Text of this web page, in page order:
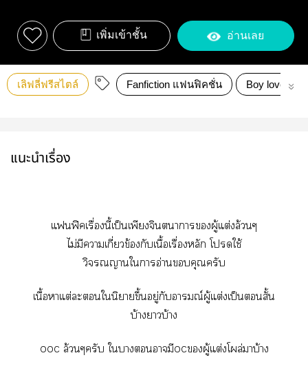
เพิ่มเข้าชั้น อ่านเลย
เลิฟลี่ฟรีสไตล์ Fanfiction แฟนฟิคชั่น Boy love
แนะนำเรื่อง
แฟิคเรื่องนี้เป็นเพียงจินตนาการผู้แต่งล้วนๆ
ไม่มีาเกี่ยวข้องกับเนื้อเรื่องหลัก โใช้
วิณญานใาอ่านคุณครับ
เนื้อาแต่ะในิยายขึ้นอยู่กับอารมณ์ผู้แต่งเป็นสั้น
บ้างาบ้าง
ooc ล้วนๆครับ ใาามีocผู้แต่งโผล่มาบ้าง